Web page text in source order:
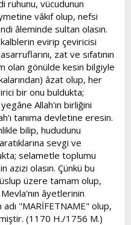
ruhunu, vücudunun
vâkıf olup, nefsi
âleminde sultan olasın.
evirip çeviricisi
zat ve sıfatının
olan gönülde kesin bilgiyle
âzat olup, her
bir onu buldukta;
Allah'ın birliğini
tanıma devletine eresin.
bilip, hududunu
sevgi ve
selametle toplumu
azizi olasın. Çünkü bu
üzere tamam olup,
âyetlerinin
"MARİFETNAME" olup,
(1170 H./1756 M.)